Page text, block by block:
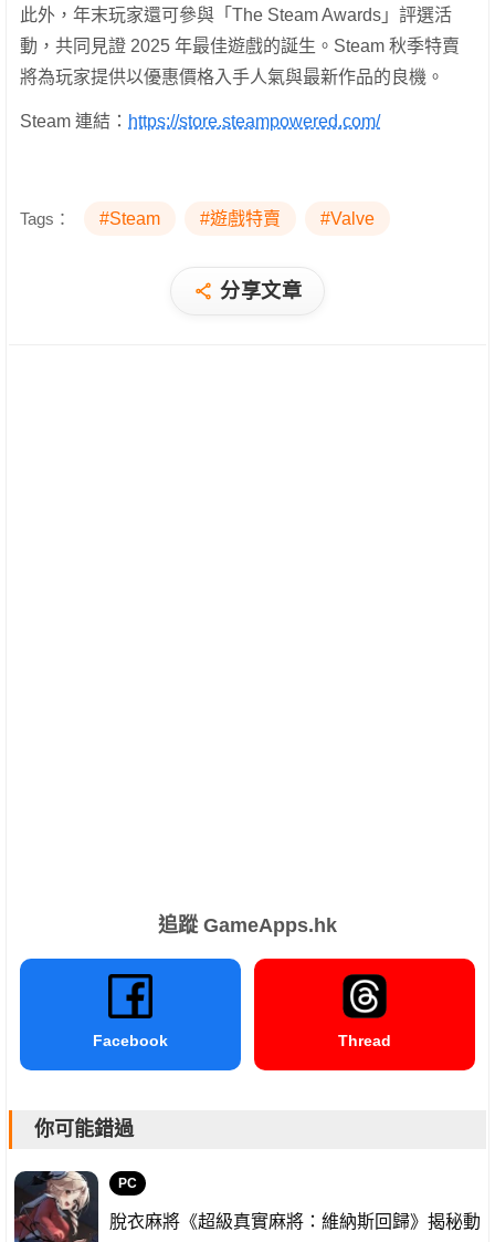
此外，年末玩家還可參與「The Steam Awards」評選活
動，共同見證 2025 年最佳遊戲的誕生。Steam 秋季特賣
將為玩家提供以優惠價格入手人氣與最新作品的良機。
Steam 連結： https://store.steampowered.com/
Tags： #Steam #遊戲特賣 #Valve
分享文章
追蹤 GameApps.hk
Facebook Thread
你可能錯過
PC
脫衣麻將《超級真實麻將：維納斯回歸》揭秘動